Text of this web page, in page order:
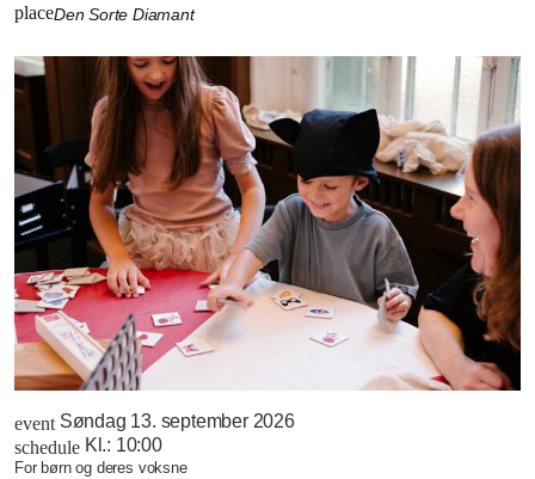
placeDen Sorte Diamant
event Søndag 13. september 2026
schedule Kl.: 10:00
for børn og deres voksne